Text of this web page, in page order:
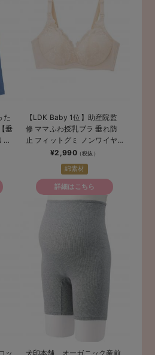
た
垂
【LDK Baby 1位】助産院監
修 ママふわ授乳ブラ 垂れ防
止 フィットグミ ノンワイヤ
ー ｜ マタニティ・授乳ブラ
¥2,990
綿素材
詳細はこちら
ッ
犬印本舗 オーガニック産前